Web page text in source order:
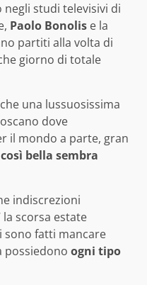
studi televisivi di
Paolo Bonolis e la
partiti alla volta di
giorno di totale
una lussuosissima
dove
il mondo a parte, gran
bella sembra
indiscrezioni
la scorsa estate
sono fatti mancare
possiedono ogni tipo